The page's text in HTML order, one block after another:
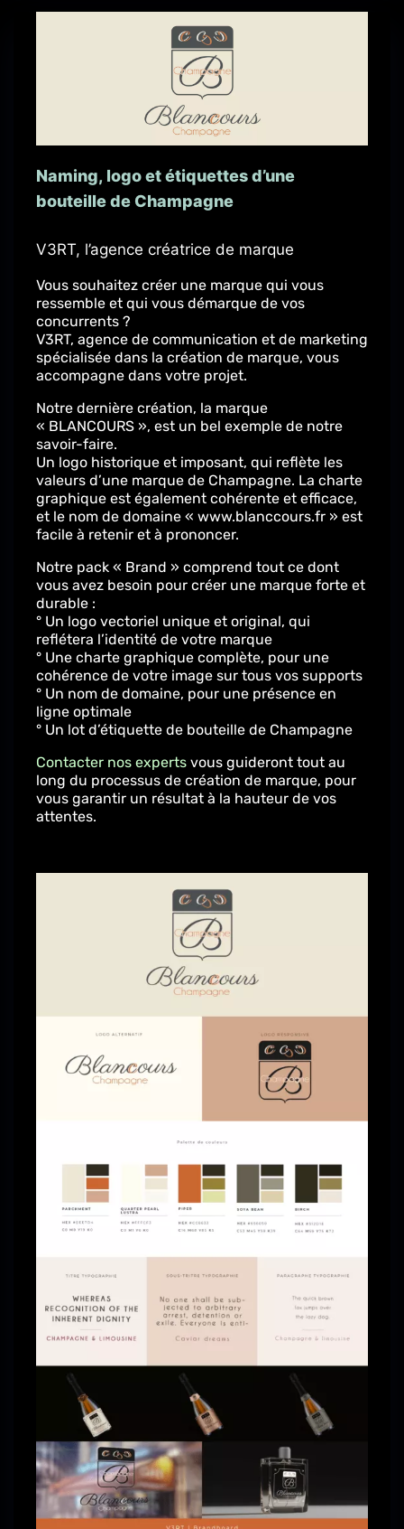
Naming, logo et étiquettes d’une
bouteille de Champagne
V3RT, l’agence créatrice de marque
Vous souhaitez créer une marque qui vous
ressemble et qui vous démarque de vos
concurrents ?
V3RT, agence de communication et de marketing
spécialisée dans la création de marque, vous
accompagne dans votre projet.
Notre dernière création, la marque
« BLANCOURS », est un bel exemple de notre
savoir-faire.
Un logo historique et imposant, qui reflète les
valeurs d’une marque de Champagne. La charte
graphique est également cohérente et efficace,
et le nom de domaine « www.blanccours.fr » est
facile à retenir et à prononcer.
Notre pack « Brand » comprend tout ce dont
vous avez besoin pour créer une marque forte et
durable :
° Un logo vectoriel unique et original, qui
reflétera l’identité de votre marque
° Une charte graphique complète, pour une
cohérence de votre image sur tous vos supports
° Un nom de domaine, pour une présence en
ligne optimale
° Un lot d’étiquette de bouteille de Champagne
Contacter nos experts vous guideront tout au
long du processus de création de marque, pour
vous garantir un résultat à la hauteur de vos
attentes.